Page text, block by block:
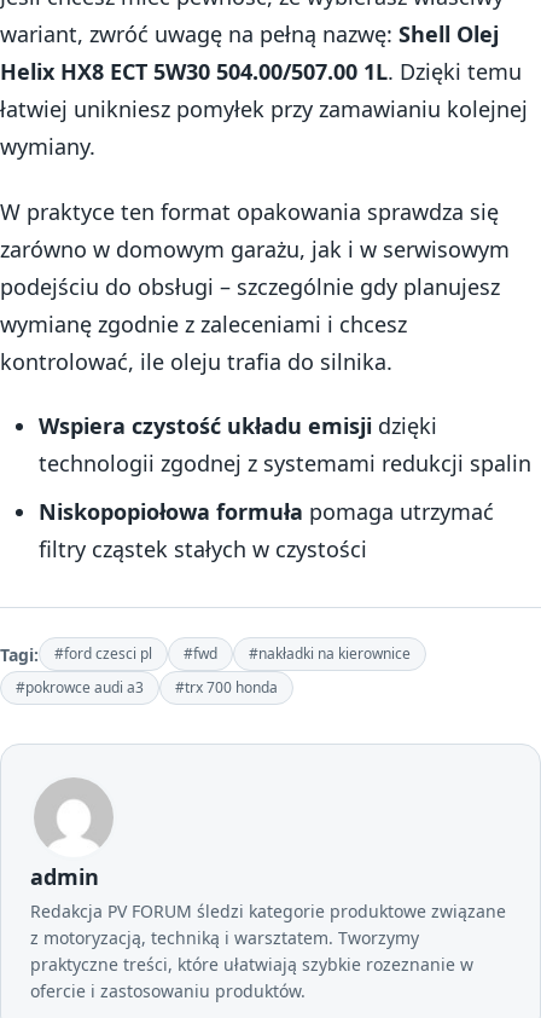
wariant, zwróć uwagę na pełną nazwę: Shell Olej
Helix HX8 ECT 5W30 504.00/507.00 1L. Dzięki temu
łatwiej unikniesz pomyłek przy zamawianiu kolejnej
wymiany.
W praktyce ten format opakowania sprawdza się
zarówno w domowym garażu, jak i w serwisowym
podejściu do obsługi – szczególnie gdy planujesz
wymianę zgodnie z zaleceniami i chcesz
kontrolować, ile oleju trafia do silnika.
Wspiera czystość układu emisjidzięki
technologii zgodnej z systemami redukcji spalin
Niskopopiołowa formuła pomaga utrzymać
filtry cząstek stałych w czystości
Tagi: #ford czesci pl #fwd
#nakładki na kierownice
#pokrowce audi a3
#trx 700 honda
admin
Redakcja PV FORUM śledzi kategorie produktowe związane
z motoryzacją, techniką i warsztatem. Tworzymy
praktyczne treści, które ułatwiają szybkie rozeznanie w
ofercie i zastosowaniu produktów.